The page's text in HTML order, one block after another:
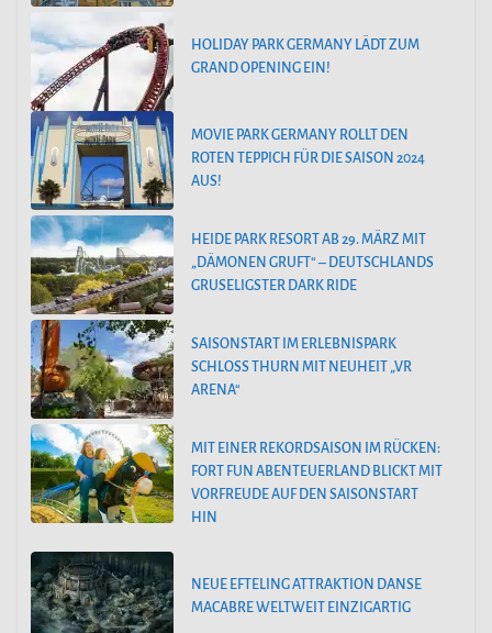
HOLIDAY PARK GERMANY LÄDT ZUM
GRAND OPENING EIN!
MOVIE PARK GERMANY ROLLT DEN
ROTEN TEPPICH FÜR DIE SAISON 2024
AUS!
HEIDE PARK RESORT AB 29. MÄRZ MIT
„DÄMONEN GRUFT“ – DEUTSCHLANDS
GRUSELIGSTER DARK RIDE
SAISONSTART IM ERLEBNISPARK
SCHLOSS THURN MIT NEUHEIT „VR
ARENA“
MIT EINER REKORDSAISON IM RÜCKEN:
FORT FUN ABENTEUERLAND BLICKT MIT
VORFREUDE AUF DEN SAISONSTART
HIN
NEUE EFTELING ATTRAKTION DANSE
MACABRE WELTWEIT EINZIGARTIG